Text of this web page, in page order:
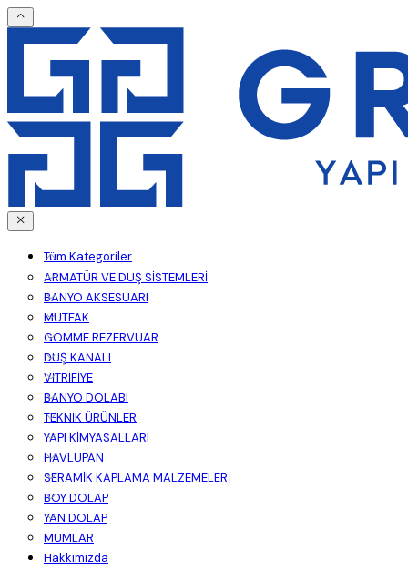
Tüm Kategoriler
ARMATÜR VE DUŞ SİSTEMLERİ
BANYO AKSESUARI
MUTFAK
GÖMME REZERVUAR
DUŞ KANALI
VİTRİFİYE
BANYO DOLABI
TEKNİK ÜRÜNLER
YAPI KİMYASALLARI
HAVLUPAN
SERAMİK KAPLAMA MALZEMELERİ
BOY DOLAP
YAN DOLAP
MUMLAR
Hakkımızda